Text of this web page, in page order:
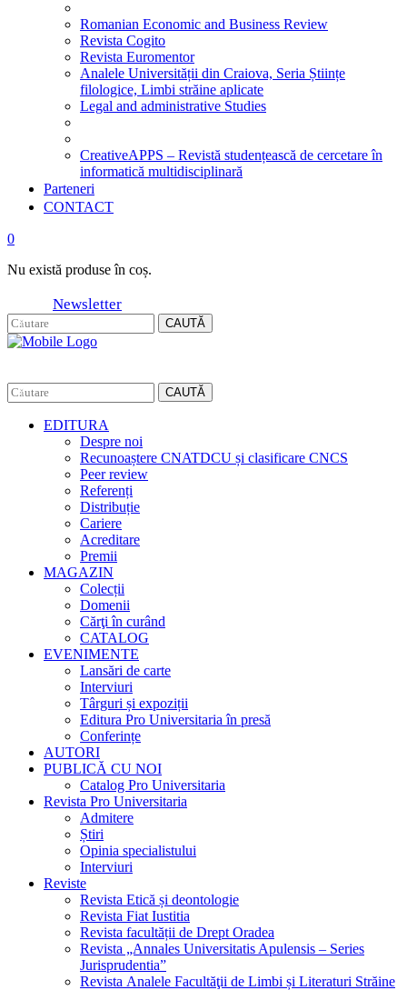
Romanian Economic and Business Review
Revista Cogito
Revista Euromentor
Analele Universității din Craiova, Seria Științe
filologice, Limbi străine aplicate
Legal and administrative Studies
CreativeAPPS – Revistă studențească de cercetare în
informatică multidisciplinară
Parteneri
CONTACT
0
Nu există produse în coș.
Newsletter
CAUTĂ
CAUTĂ
EDITURA
Despre noi
Recunoaștere CNATDCU și clasificare CNCS
Peer review
Referenți
Distribuție
Cariere
Acreditare
Premii
MAGAZIN
Colecții
Domenii
Cărţi în curând
CATALOG
EVENIMENTE
Lansări de carte
Interviuri
Târguri și expoziții
Editura Pro Universitaria în presă
Conferințe
AUTORI
PUBLICĂ CU NOI
Catalog Pro Universitaria
Revista Pro Universitaria
Admitere
Știri
Opinia specialistului
Interviuri
Reviste
Revista Etică și deontologie
Revista Fiat Iustitia
Revista facultății de Drept Oradea
Revista „Annales Universitatis Apulensis – Series
Jurisprudentia”
Revista Analele Facultăţii de Limbi și Literaturi Străine